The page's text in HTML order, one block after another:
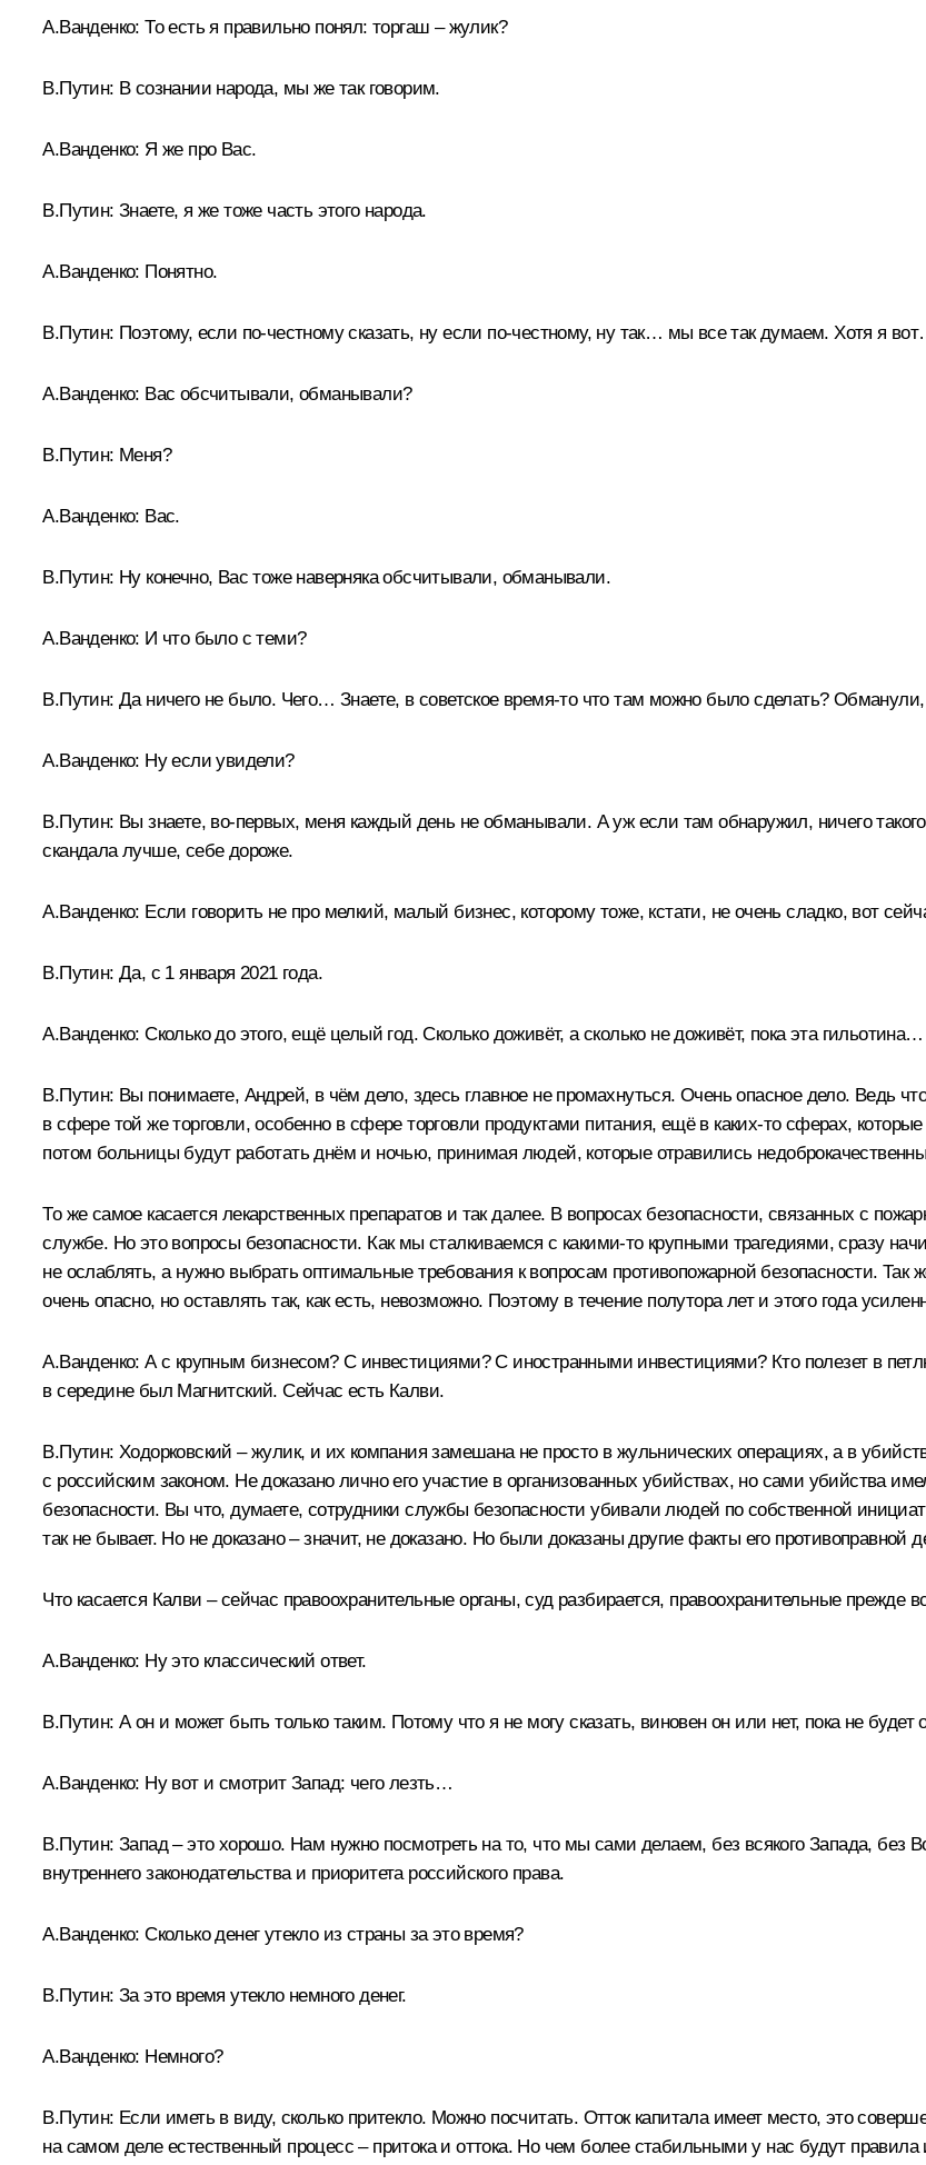
А.Ванденко:То есть я правильно понял: торгаш – жулик?
В.Путин: В сознании народа, мы же так говорим.
А.Ванденко: Я же про Вас.
В.Путин: Знаете, я же тоже часть этого народа.
А.Ванденко: Понятно.
В.Путин: Поэтому, если по‑честному сказать, ну если по‑честному, ну так… мы все так думаем. Хотя я
А.Ванденко: Вас обсчитывали, обманывали?
В.Путин: Меня?
А.Ванденко: Вас.
В.Путин: Ну конечно, Вас тоже наверняка обсчитывали, обманывали.
А.Ванденко: И что было с теми?
В.Путин: Да ничего не было. Чего… Знаете, в советское время‑то что там можно было сделать?
А.Ванденко: Ну если увидели?
В.Путин: Вы знаете, во‑первых, меня каждый день не обманывали. А уж если там обнаружил, ничего
скандала лучше, себе дороже.
А.Ванденко: Если говорить не про мелкий, малый бизнес, которому тоже, кстати, не очень сладко, вот
В.Путин: Да, с 1 января 2021 года.
А.Ванденко:Сколько до этого, ещё целый год. Сколько доживёт, а сколько не доживёт, пока эта гильотина…
В.Путин: Вы понимаете, Андрей, в чём дело, здесь главное не промахнуться. Очень опасное дело. Ведь
в сфере той же торговли, особенно в сфере торговли продуктами питания, ещё в каких‑то сферах,
потом больницы будут работать днём и ночью, принимая людей, которые отравились
То же самое касается лекарственных препаратов и так далее. В вопросах безопасности, связанных с
службе. Но это вопросы безопасности. Как мы сталкиваемся с какими‑то крупными трагедиями, сразу
не ослаблять, а нужно выбрать оптимальные требования к вопросам противопожарной безопасности. Так
очень опасно, но оставлять так, как есть, невозможно. Поэтому в течение полутора лет и этого года
А.Ванденко:А с крупным бизнесом? С инвестициями? С иностранными инвестициями? Кто полезет в
в середине был Магнитский. Сейчас есть Калви.
В.Путин: Ходорковский – жулик, и их компания замешана не просто в жульнических операциях, а в
с российским законом. Не доказано лично его участие в организованных убийствах, но сами убийства
безопасности. Вы что, думаете, сотрудники службы безопасности убивали людей по собственной
так не бывает. Но не доказано – значит, не доказано. Но были доказаны другие факты его
Что касается Калви – сейчас правоохранительные органы, суд разбирается, правоохранительные прежде
А.Ванденко: Ну это классический ответ.
В.Путин: А он и может быть только таким. Потому что я не могу сказать, виновен он или нет, пока не будет
А.Ванденко: Ну вот и смотрит Запад: чего лезть…
В.Путин: Запад – это хорошо. Нам нужно посмотреть на то, что мы сами делаем, без всякого Запада,
внутреннего законодательства и приоритета российского права.
А.Ванденко:Сколько денег утекло из страны за это время?
В.Путин: За это время утекло немного денег.
А.Ванденко: Немного?
В.Путин: Если иметь в виду, сколько притекло. Можно посчитать. Отток капитала имеет место, это
на самом деле естественный процесс – притока и оттока. Но чем более стабильными у нас будут